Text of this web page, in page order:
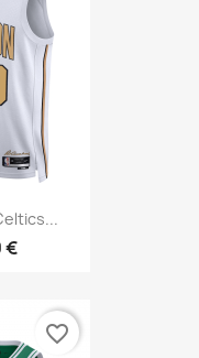
€
favorite_border